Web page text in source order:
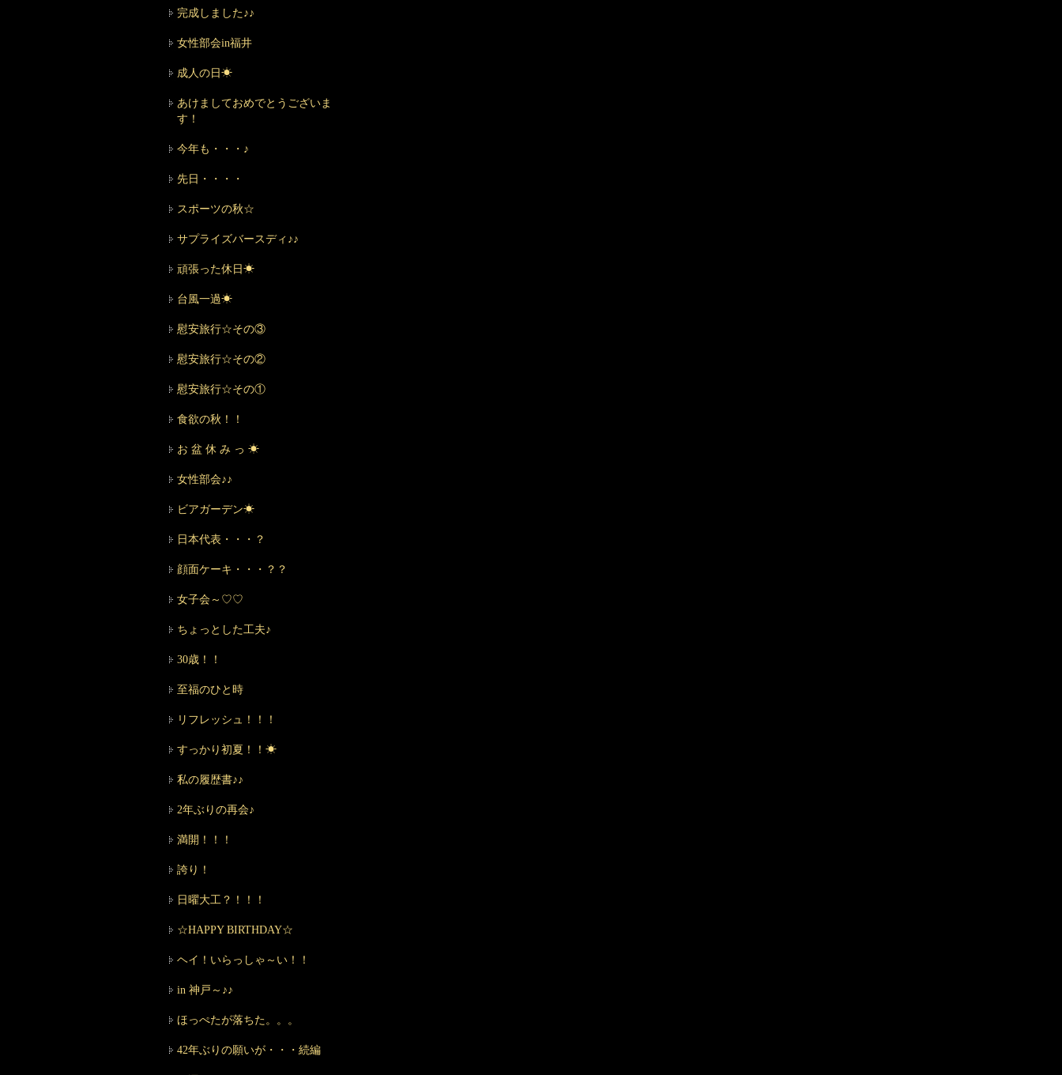
完成しました♪♪
女性部会in福井
成人の日☀
あけましておめでとうございま
す！
今年も・・・♪
先日・・・・
スポーツの秋☆
サプライズバースディ♪♪
頑張った休日☀
台風一過☀
慰安旅行☆その③
慰安旅行☆その②
慰安旅行☆その①
食欲の秋！！
お 盆 休 み っ ☀
女性部会♪♪
ビアガーデン☀
日本代表・・・？
顔面ケーキ・・・？？
女子会～♡♡
ちょっとした工夫♪
30歳！！
至福のひと時
リフレッシュ！！！
すっかり初夏！！☀
私の履歴書♪♪
2年ぶりの再会♪
満開！！！
誇り！
日曜大工？！！！
☆HAPPY BIRTHDAY☆
ヘイ！いらっしゃ～い！！
in 神戸～♪♪
ほっぺたが落ちた。。。
42年ぶりの願いが・・・続編